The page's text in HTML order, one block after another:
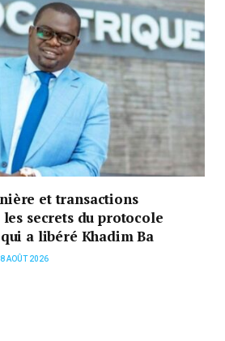
et transactions
secrets du protocole
a libéré Khadim Ba
8 AOÛT 2026